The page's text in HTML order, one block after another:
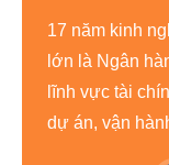
17 năm kinh
lớn là Ngân
lĩnh vực tài
dự án, vận